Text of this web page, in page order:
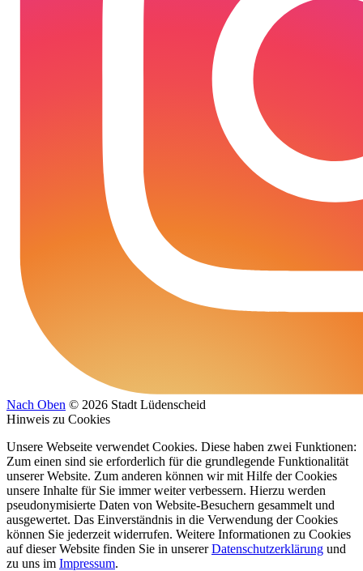
Nach Oben © 2026 Stadt Lüdenscheid
Hinweis zu Cookies
Unsere Webseite verwendet Cookies. Diese haben zwei Funktionen:
Zum einen sind sie erforderlich für die grundlegende Funktionalität
unserer Website. Zum anderen können wir mit Hilfe der Cookies
unsere Inhalte für Sie immer weiter verbessern. Hierzu werden
pseudonymisierte Daten von Website-Besuchern gesammelt und
ausgewertet. Das Einverständnis in die Verwendung der Cookies
können Sie jederzeit widerrufen. Weitere Informationen zu Cookies
auf dieser Website finden Sie in unsererDatenschutzerklärung und
zu uns im Impressum.